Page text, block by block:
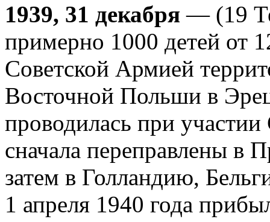
1939, 31 декабря — (19
примерно 1000 детей от
Советской Армией
Восточной Польши в
проводилась при
сначала переправлены в
затем в Голландию,
1 апреля 1940 года